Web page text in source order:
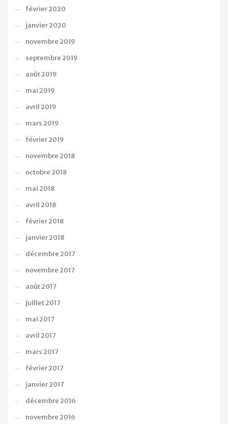
février 2020
janvier 2020
novembre 2019
septembre 2019
août 2019
mai 2019
avril 2019
mars 2019
février 2019
novembre 2018
octobre 2018
mai 2018
avril 2018
février 2018
janvier 2018
décembre 2017
novembre 2017
août 2017
juillet 2017
mai 2017
avril 2017
mars 2017
février 2017
janvier 2017
décembre 2016
novembre 2016